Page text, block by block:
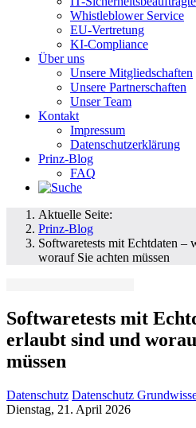
Whistleblower Service
EU-Vertretung
KI-Compliance
Über uns
Unsere Mitgliedschaften
Unsere Partnerschaften
Unser Team
Kontakt
Impressum
Datenschutzerklärung
Prinz-Blog
FAQ
Aktuelle Seite:
Prinz-Blog
Softwaretests mit Echtdaten –
worauf Sie achten müssen
Softwaretests mit
erlaubt sind und
müssen
Datenschutz Datenschutz
Dienstag, 21. April 2026